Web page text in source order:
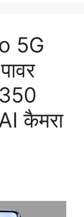
5G
कैमरा